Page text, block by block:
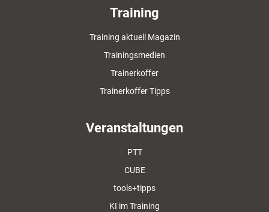
Training
Training aktuell Magazin
Trainingsmedien
Trainerkoffer
Trainerkoffer Tipps
Veranstaltungen
PTT
CUBE
tools+tipps
KI im Training